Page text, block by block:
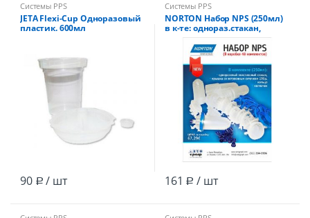
Системы PPS
JETA Flexi-Cup Одноразовый
пластик. 600мл
90 Р / шт
Системы PPS
NORTON Набор NPS (250мл)
в к-те: однораз.стакан,
крышка с фильтром190мкм,
кольцо, колпачок /48шт
161 Р / шт